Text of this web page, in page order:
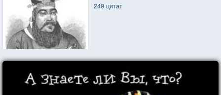
249 цитат